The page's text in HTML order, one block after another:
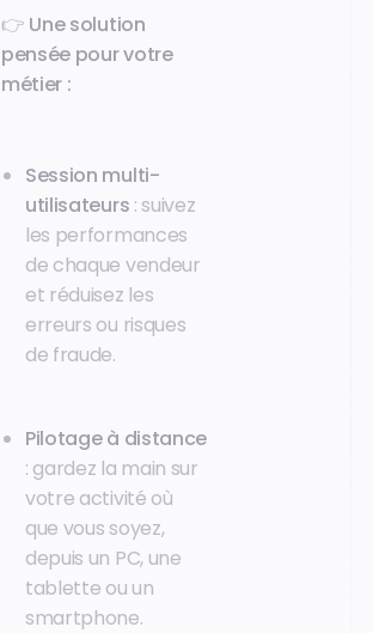
👉 Une solution
pensée pour votre
métier :
Session multi-
utilisateurs : suivez
les performances
de chaque vendeur
et réduisez les
erreurs ou risques
de fraude.
Pilotage à distance
: gardez la main sur
votre activité où
que vous soyez,
depuis un PC, une
tablette ou un
smartphone.